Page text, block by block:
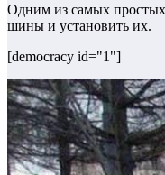
Одним из самых простых
шины и установить их.
[democracy id="1"]